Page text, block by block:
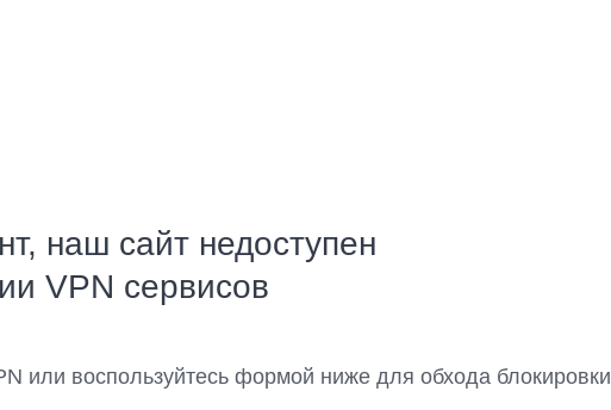
наш сайт недоступен
VPN сервисов
или воспользуйтесь формой ниже для обхода блокировки